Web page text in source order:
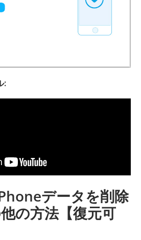
:
データを削除
の方法【復元可